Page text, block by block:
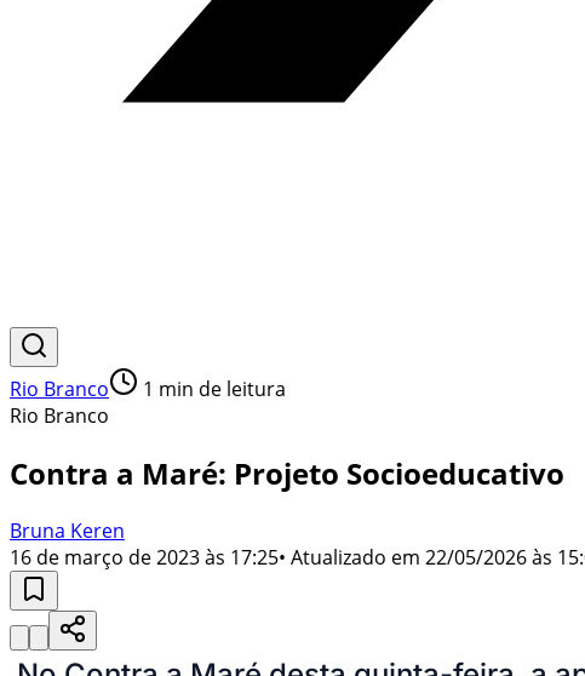
Rio Branco 1 min de leitura
Rio Branco
Contra a Maré: Projeto Socioeducativo
Bruna Keren
16 de março de 2023 às 17:25• Atualizado em 22/05/2026 às